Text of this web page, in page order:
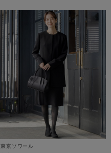
東京ソワール